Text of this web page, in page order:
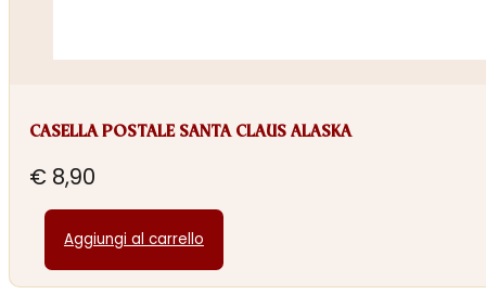
CASELLA POSTALE SANTA CLAUS ALASKA
€ 8,90
Aggiungi al carrello